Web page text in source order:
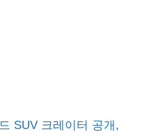
SUV 크레이터 공개,